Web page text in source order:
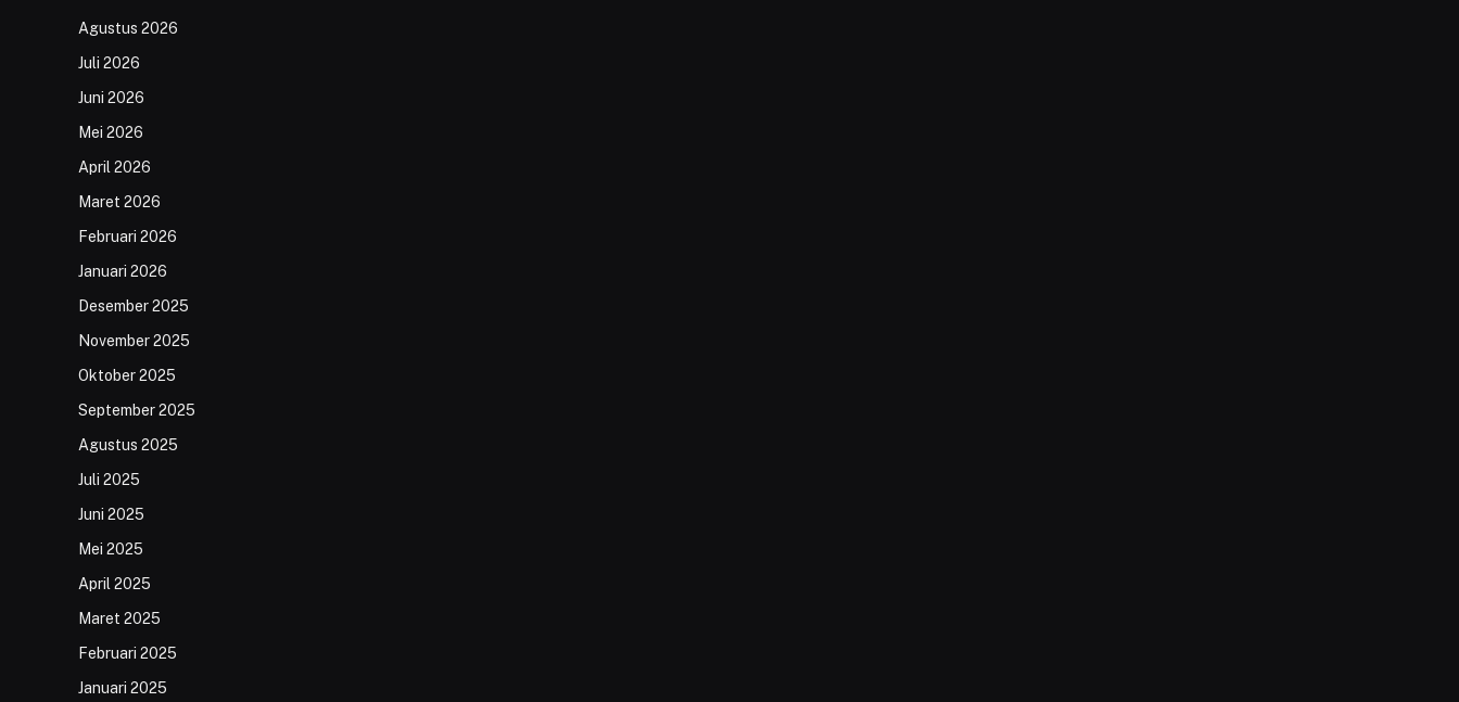
Agustus 2026
Juli 2026
Juni 2026
Mei 2026
April 2026
Maret 2026
Februari 2026
Januari 2026
Desember 2025
November 2025
Oktober 2025
September 2025
Agustus 2025
Juli 2025
Juni 2025
Mei 2025
April 2025
Maret 2025
Februari 2025
Januari 2025